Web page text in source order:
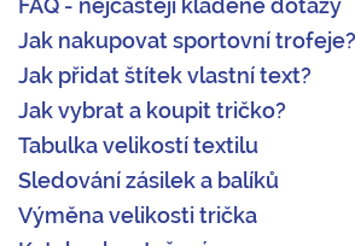
Jak nakupovat sportovní trofeje?
Jak přidat štítek vlastní text?
Jak vybrat a koupit tričko?
Tabulka velikostí textilu
Sledování zásilek a balíků
Výměna velikosti trička